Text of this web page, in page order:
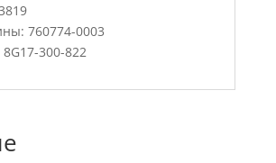
760774-0003
8G17-300-822